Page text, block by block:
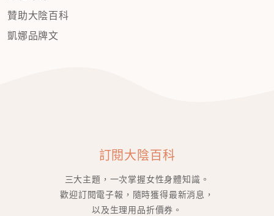
贊助大陰百科
凱娜品牌文
訂閱大陰百科
三大主題，一次掌握女性身體知識。
歡迎訂閱電子報，隨時獲得最新消息，
以及生理用品折價券。